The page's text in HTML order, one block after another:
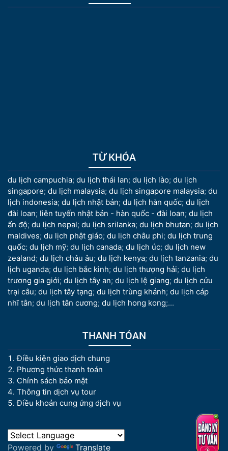
TỪ KHÓA
du lịch campuchia; du lịch thái lan; du lịch lào; du lịch
singapore; du lịch malaysia; du lịch singapore malaysia; du
lịch indonesia; du lịch nhật bản; du lịch hàn quốc; du lịch
đài loan; liên tuyến nhật bản - hàn quốc - đài loan; du lịch
ấn độ; du lịch nepal; du lịch srilanka; du lịch bhutan; du lịch
maldives; du lịch phật giáo; du lịch châu phi; du lịch trung
quốc; du lịch mỹ; du lịch canada; du lịch úc; du lịch new
zealand; du lịch châu âu; du lịch kenya; du lịch tanzania; du
lịch uganda; du lịch bắc kinh; du lịch thượng hải; du lịch
trương gia giới; du lịch tây an; du lịch lệ giang; du lịch cửu
trại câu; du lịch tây tạng; du lịch trùng khánh; du lịch cáp
nhĩ tân; du lịch tân cương; du lịch hong kong;...
THANH TÓAN
Điều kiện giao dịch chung
Phương thức thanh toán
Chính sách bảo mật
Thông tin dịch vụ tour
Điều khoản cung ứng dịch vụ
Powered by Translate